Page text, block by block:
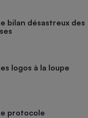
bilan désastreux des
logos à la loupe
protocole